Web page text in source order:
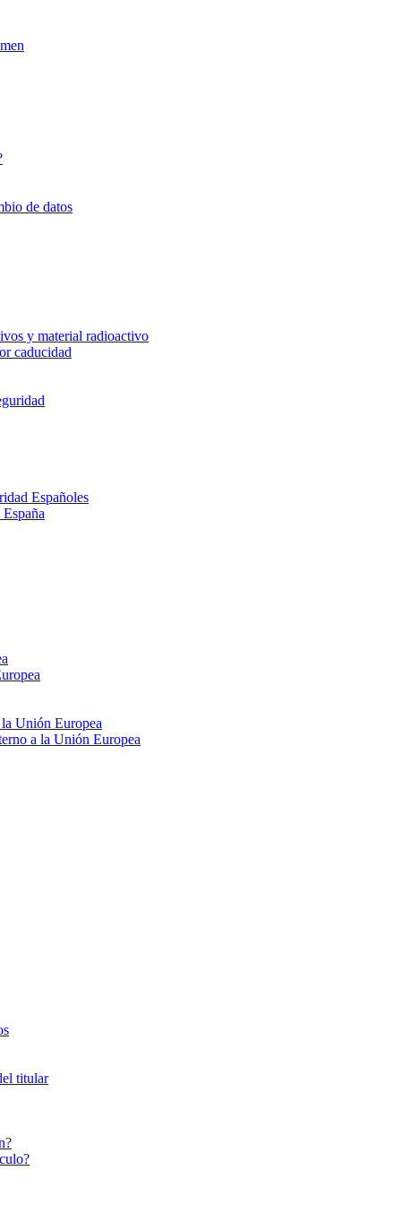
de datos
y material radioactivo
caducidad
Españoles
la Unión Europea
a la Unión Europea
titular